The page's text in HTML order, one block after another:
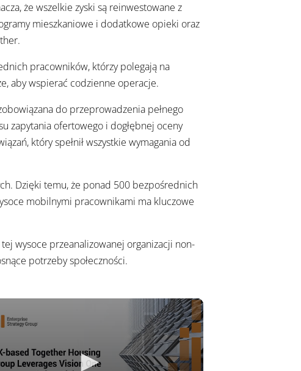
że wszelkie zyski są reinwestowane z
mieszkaniowe i dodatkowe opieki oraz
pracowników, którzy polegają na
aby wspierać codzienne operacje.
do przeprowadzenia pełnego
zapytania ofertowego i dogłębnej oceny
który spełnił wszystkie wymagania od
Dzięki temu, że ponad 500 bezpośrednich
mobilnymi pracownikami ma kluczowe
wysoce przeanalizowanej organizacji non-
potrzeby społeczności.